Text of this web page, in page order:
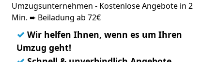
Umzugsunternehmen - Kostenlose Angebote in 2
Min. ➨ Beiladung ab 72€
✓ Wir helfen Ihnen, wenn es um Ihren
Umzug geht!